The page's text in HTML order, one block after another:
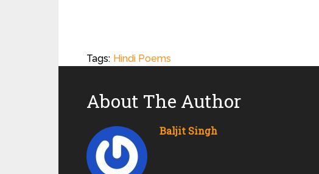
Tags: Hindi Poems
About The Author
Baljit Singh